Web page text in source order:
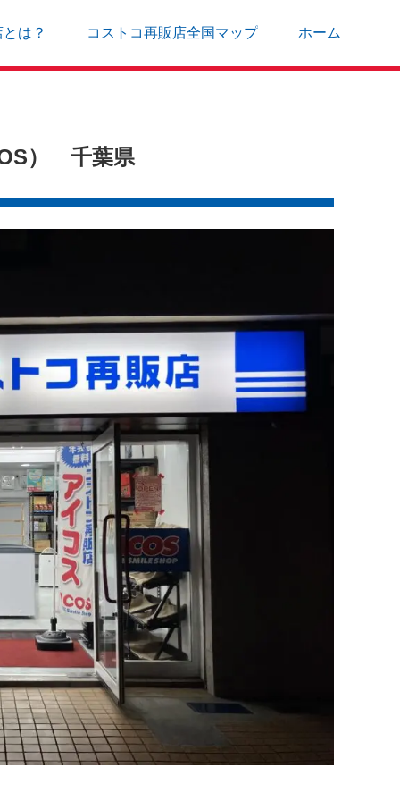
は？ コストコ再販店全国マップ ホーム
） 千葉県